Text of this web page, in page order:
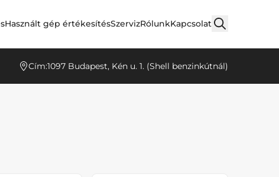
Használt gép értékesítésSzervizRólunkKapcsolat
Cím:1097 Budapest, Kén u. 1. (Shell benzinkútnál)